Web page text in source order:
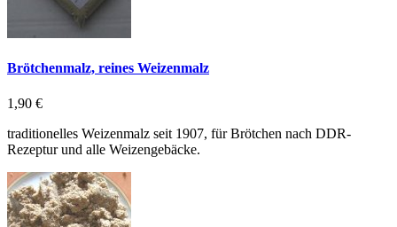
Brötchenmalz, reines Weizenmalz
1,90 €
traditionelles Weizenmalz seit 1907, für Brötchen nach DDR-
Rezeptur und alle Weizengebäcke.